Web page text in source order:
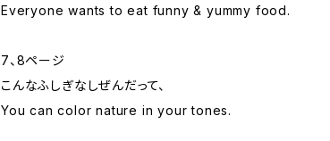
Everyone wants to eat funny & yummy food.
7、8ページ
こんなふしぎなしぜんだって、
You can color nature in your tones.